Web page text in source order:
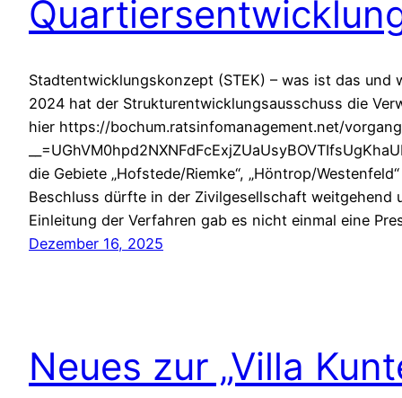
Stadtentwicklungskonzept (STEK) – was ist das und
2024 hat der Strukturentwicklungsausschuss die
hier https://bochum.ratsinfomanagement.net/
die Gebiete „Hofstede/Riemke“, „Höntrop/
Beschluss dürfte in der Zivilgesellschaft weitgehend
Einleitung der Verfahren gab es nicht einmal eine
Dezember 16, 2025
Neues zur „Villa